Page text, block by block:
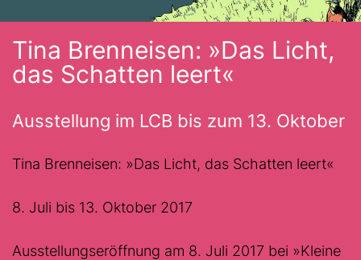
Tina Brenneisen: »Das Licht,
das Schatten leert«
Ausstellung im LCB bis zum 13. Oktober
Tina Brenneisen: »Das Licht, das Schatten leert«
8. Juli bis 13. Oktober 2017
Ausstellungseröffnung am 8. Juli 2017 bei »Kleine